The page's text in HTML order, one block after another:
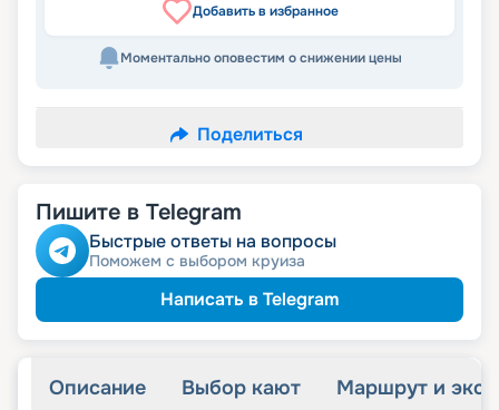
Добавить в избранное
Моментально оповестим о снижении цены
Поделиться
Пишите в Telegram
Быстрые ответы на вопросы
Поможем с выбором круиза
Написать в Telegram
Описание Выбор кают Маршрут и